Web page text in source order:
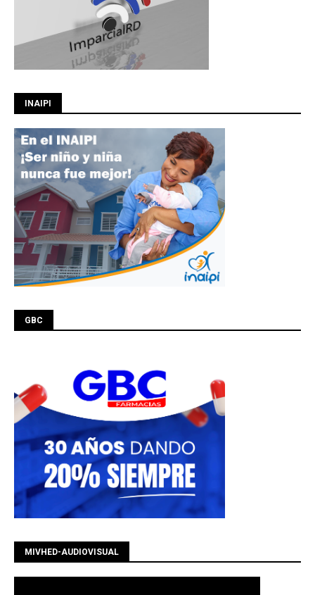
INAIPI
GBC
MIVHED-AUDIOVISUAL